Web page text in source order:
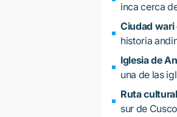
inca cerca
Ciudad wari
historia
Iglesia de
una de las
Ruta
sur de